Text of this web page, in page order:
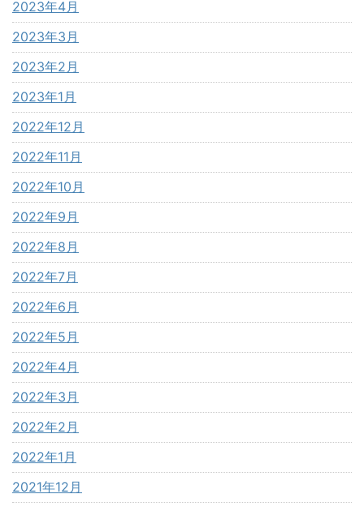
2023年4月
2023年3月
2023年2月
2023年1月
2022年12月
2022年11月
2022年10月
2022年9月
2022年8月
2022年7月
2022年6月
2022年5月
2022年4月
2022年3月
2022年2月
2022年1月
2021年12月